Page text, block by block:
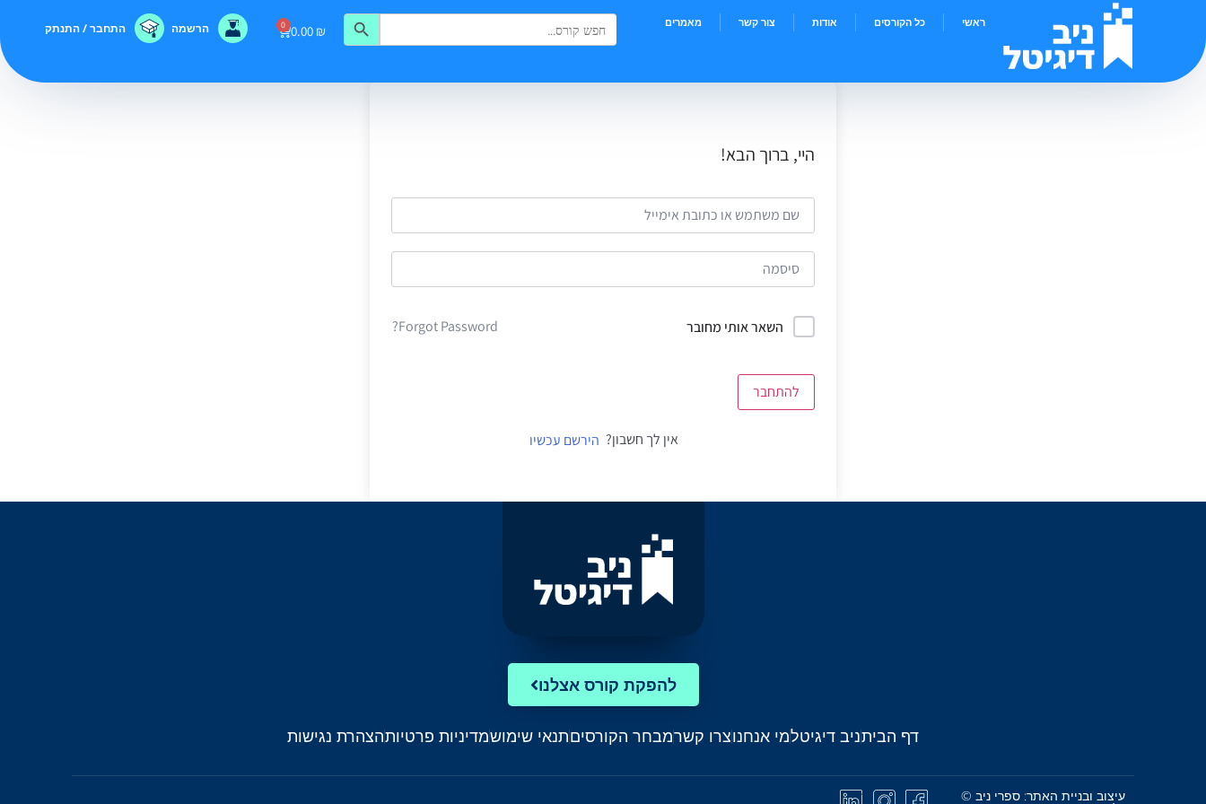
ראשי כל הקורסים אודות צור קשר מאמרים Search
for:
Search Button
0.00 ₪
0 הרשמה התחבר / התנתק
היי, ברוך הבא!
השאר אותי מחובר Forgot Password?
להתחבר
אין לך חשבון? הירשם עכשיו
להפקת קורס אצלנו
דף הביתניב דיגיטלמי אנחנוצרו קשרמבחר הקורסיםתנאי שימושמדיניות פרטיותהצהרת נגישות
עיצוב ובניית האתר: ספרי ניב ©